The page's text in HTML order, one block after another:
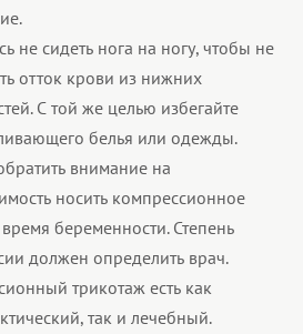
не сидеть нога на ногу, чтобы не
отток крови из нижних
С той же целью избегайте
белья или одежды.
внимание на
носить компрессионное
беременности. Степень
должен определить врач.
трикотаж есть как
так и лечебный.